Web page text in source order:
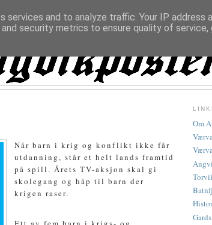
Når barn i krig og konflikt ikke får
utdanning, står et helt lands framtid
på spill. Årets TV-aksjon skal gi
skolegang og håp til barn der
krigen raser.
Om
and to analyze traffic. Your IP address
security metrics to ensure quality of service,